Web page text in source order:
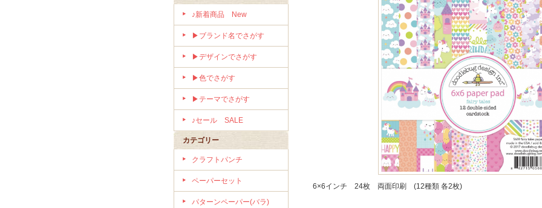
♪新着商品 New
▶ブランド名でさがす
▶デザインでさがす
▶色でさがす
▶テーマでさがす
♪セール SALE
カテゴリー
クラフトパンチ
ペーパーセット
パターンペーパー(バラ)
6×6インチ 24枚 両面印刷 (12種類 各2枚)